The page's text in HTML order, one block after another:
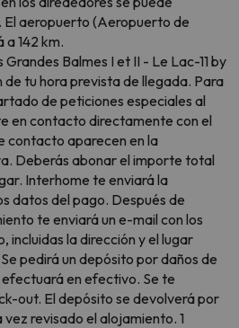
El aeropuerto (Aeropuerto de
142 km.
Balmes I et II - Le Lac-11 by
tu hora prevista de llegada. Para
de peticiones especiales al
en contacto directamente con el
contacto aparecen en la
Deberás abonar el importe total
Interhome te enviará la
datos del pago. Después de
te enviará un e-mail con los
incluidas la dirección y el lugar
pedirá un depósito por daños de
en efectivo. Se te
out. El depósito se devolverá por
revisado el alojamiento. 1